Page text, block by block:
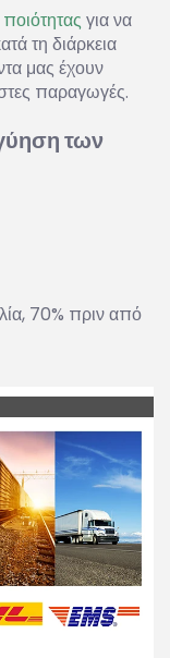
για να
τη διάρκεια
μας έχουν
παραγωγές.
των
70% πριν από